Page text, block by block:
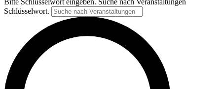
Schlüsselwort.